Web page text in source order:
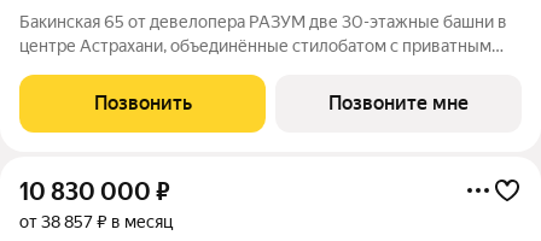
Бакинская 65 от девелопера РАЗУМ две 30-этажные башни в
центре Астрахани, объединённые стилобатом с приватным
доступности находятся лучшие школы, гимназии и детские
Позвонить Позвоните мне
10 830 000 ₽
от 38 857 ₽ в месяц